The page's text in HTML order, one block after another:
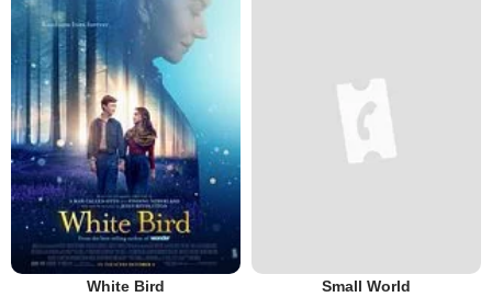
White Bird Small World